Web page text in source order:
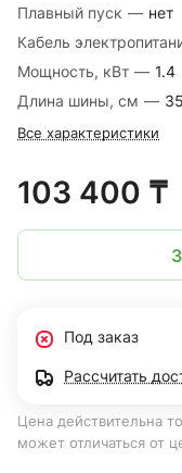
Плавный пуск — нет
Кабель
Мощность, кВт — 1.4
Длина шины, см — 35
Все характеристики
103 400 ₸
Под заказ
Рассчитать
Цена действительна
может отличаться от